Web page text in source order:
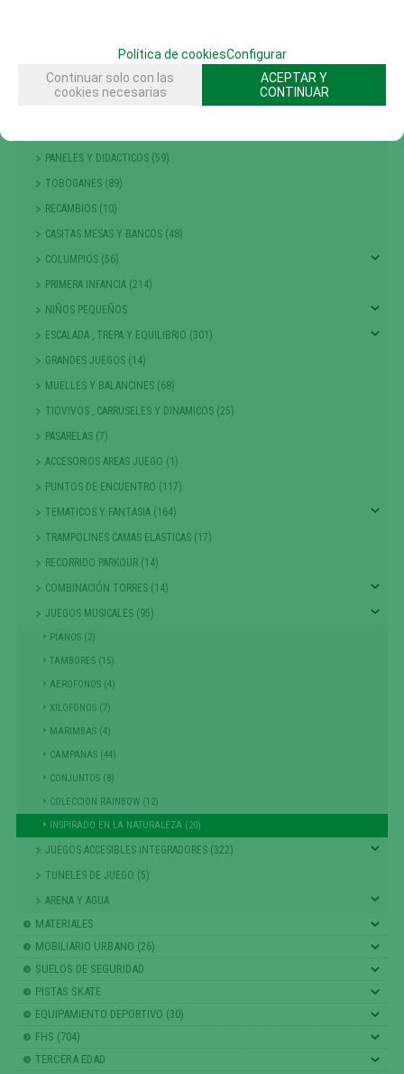
AREAS DE JUEGO
PANELES Y DIDACTICOS (59)
TOBOGANES (89)
RECAMBIOS (10)
CASITAS MESAS Y BANCOS (48)
COLUMPIOS (56)
PRIMERA INFANCIA (214)
NIÑOS PEQUEÑOS
ESCALADA , TREPA Y EQUILIBRIO (301)
GRANDES JUEGOS (14)
MUELLES Y BALANCINES (68)
TIOVIVOS , CARRUSELES Y DINAMICOS (25)
PASARELAS (7)
ACCESORIOS AREAS JUEGO (1)
PUNTOS DE ENCUENTRO (117)
TEMATICOS Y FANTASIA (164)
TRAMPOLINES CAMAS ELASTICAS (17)
RECORRIDO PARKOUR (14)
COMBINACIÓN TORRES (14)
JUEGOS MUSICALES (95)
PIANOS (2)
TAMBORES (15)
AEROFONOS (4)
XILOFONOS (7)
MARIMBAS (4)
CAMPANAS (44)
CONJUNTOS (8)
COLECCION RAINBOW (12)
INSPIRADO EN LA NATURALEZA (20)
JUEGOS ACCESIBLES INTEGRADORES (322)
TUNELES DE JUEGO (5)
ARENA Y AGUA
MATERIALES
MOBILIARIO URBANO (26)
SUELOS DE SEGURIDAD
PISTAS SKATE
EQUIPAMIENTO DEPORTIVO (30)
FHS (704)
TERCERA EDAD
Política de cookiesConfigurar
Continuar solo con las
cookies necesarias
ACEPTAR Y
CONTINUAR